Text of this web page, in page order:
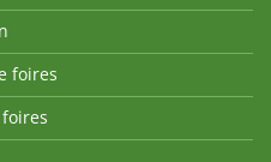
foires